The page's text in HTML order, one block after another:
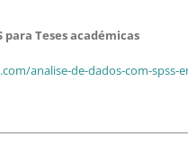
para Teses académicas
analise-de-dados-com-spss-